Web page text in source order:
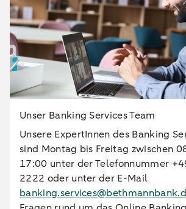
Unser Banking Services Team
Unsere ExpertInnen des Banking
sind Montag bis Freitag zwischen
17:00 unter der Telefonnummer
2222 oder unter der E-Mail